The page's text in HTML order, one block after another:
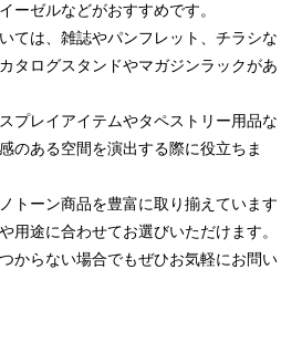
ーゼルなどがおすすめです。
ては、雑誌やパンフレット、チラシな
タログスタンドやマガジンラックがあ
プレイアイテムやタペストリー用品な
のある空間を演出する際に役立ちま
トーン商品を豊富に取り揃えています
用途に合わせてお選びいただけます。
からない場合でもぜひお気軽にお問い